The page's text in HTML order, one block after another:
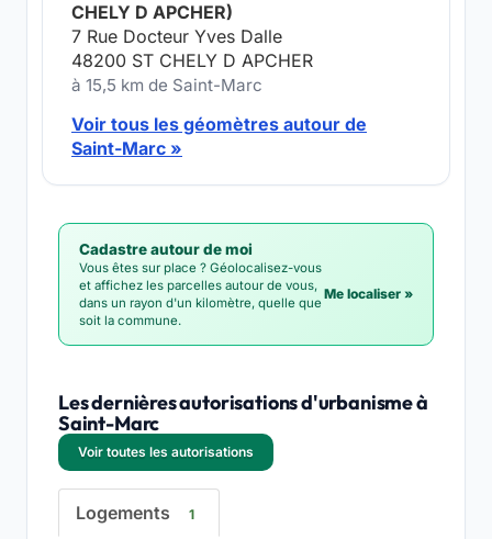
CHELY D APCHER)
7 Rue Docteur Yves Dalle
48200 ST CHELY D APCHER
à 15,5 km de Saint-Marc
Voir tous les géomètres autour de
Saint-Marc »
Cadastre autour de moi
Vous êtes sur place ? Géolocalisez-vous
et affichez les parcelles autour de vous,
dans un rayon d'un kilomètre, quelle que
soit la commune.
Me localiser »
Les dernières autorisations d'urbanisme à
Saint-Marc
Voir toutes les autorisations
Logements 1